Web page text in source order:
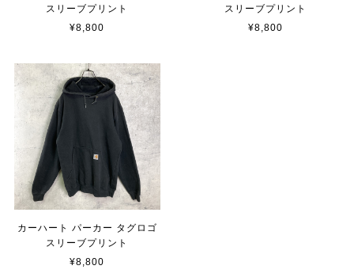
スリーブプリント
¥8,800
スリーブプリント
¥8,800
カーハート パーカー タグロゴ
スリーブプリント
¥8,800